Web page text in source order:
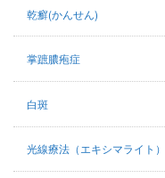
乾癬(かんせん)
掌蹠膿疱症
白斑
光線療法（エキシマライト）